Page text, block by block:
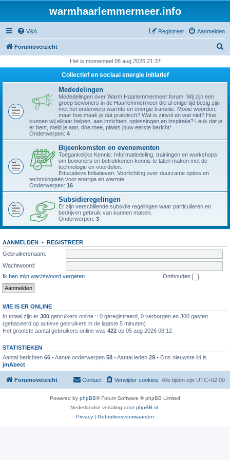
warmhaarlemmermeer.info
V&A Aanmelden
Registreer
Forumoverzicht
k
Het is momenteel 08 aug 2026 21:37
Collectief en sociaal energie initiatief
Mededelingen
Mededelingen over Warm Haarlemmermeer forum. Wij zijn een
groep bewoners in de Haarlemmermeer die al enige tijd bezig zijn
met het onderwerp warmte en energie transitie. Mooie woorden,
maar hoe maak je dat praktisch? Wat is zinvol en wat niet? Hoe
kunnen wij elkaar helpen, aan inzichten, oplossingen en inspiratie? Leuk dat je
er bent, meld je aan, doe mee, plaats jouw eerste bericht!
Onderwerpen: 4
Bijeenkomsten en evenementen
Toegankelijke Kennis: Informatiedeling, trainingen en workshops
om bewoners en betrokkenen kennis te laten maken met de
technologie en voordelen.
Educatieve Initiatieven: Voorlichting over duurzame opties en
technologieën voor energie en warmte.
Onderwerpen: 16
Subsidieregelingen
Er zijn verschillende subsidie regelingen waar particulieren en
bedrijven gebruik van kunnen maken.
Onderwerpen: 3
AANMELDEN • REGISTREER
Gebruikersnaam:
Wachtwoord:
Ik ben mijn wachtwoord vergeten
Onthouden
WIE IS ER ONLINE
In totaal zijn er 300 gebruikers online :: 0 geregistreerd, 0 verborgen en 300 gasten
(gebaseerd op actieve gebruikers in de laatste 5 minuten)
Het grootste aantal gebruikers online was 422 op 05 aug 2026 08:12
STATISTIEKEN
Aantal berichten 66 • Aantal onderwerpen 58 • Aantal leden 29 • Ons nieuwste lid is
jmAbect
Forumoverzicht Alle tijden zijn UTC+02:00
Verwijder cookies
Contact
Powered by phpBB® Forum Software © phpBB Limited
Nederlandse vertaling doorphpBB.nl
Privacy | Gebruikersvoorwaarden